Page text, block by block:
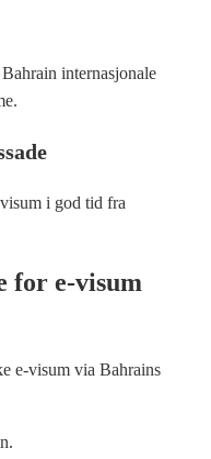
internasjonale
i god tid fra
for e-visum
e-visum via Bahrains